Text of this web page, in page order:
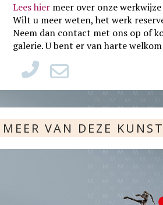
Lees hier meer over onze
Wilt u meer weten, het werk
Neem dan contact met ons op of
galerie. U bent er van harte
MEER VAN DEZE